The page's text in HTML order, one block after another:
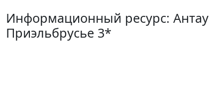
Информационный ресурс: Антау
Приэльбрусье 3*